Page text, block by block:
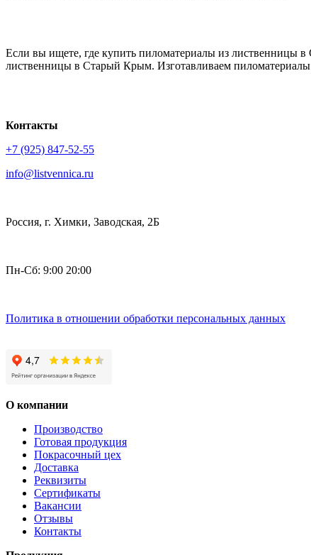
Если вы ищете, где купить пиломатериалы из лиственницы
лиственницы в Старый Крым. Изготавливаем
Контакты
+7 (925) 847-52-55
info@listvennica.ru
Россия, г. Химки, Заводская, 2Б
Пн-Сб: 9:00 20:00
Политика в отношении обработки персональных данных
О компании
Производство
Готовая продукция
Покрасочный цех
Доставка
Реквизиты
Сертификаты
Вакансии
Отзывы
Контакты